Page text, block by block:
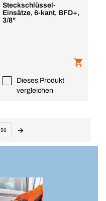
Steckschlüssel-
Einsätze, 6-kant, BFD+,
3/8"
Dieses Produkt
vergleichen
56